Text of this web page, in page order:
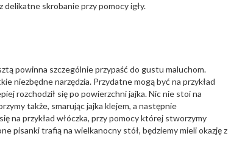
skrobanie przy pomocy igły.
powinna szczególnie przypaść do gustu maluchom.
niezbędne narzędzia. Przydatne mogą być na przykład
rozchodził się po powierzchni jajka. Nic nie stoi na
także, smarując jajka klejem, a następnie
na przykład włóczka, przy pomocy której stworzymy
pisanki trafią na wielkanocny stół, będziemy mieli okazję z